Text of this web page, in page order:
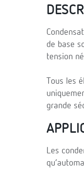
de base
tension
Tous les
grande
Les